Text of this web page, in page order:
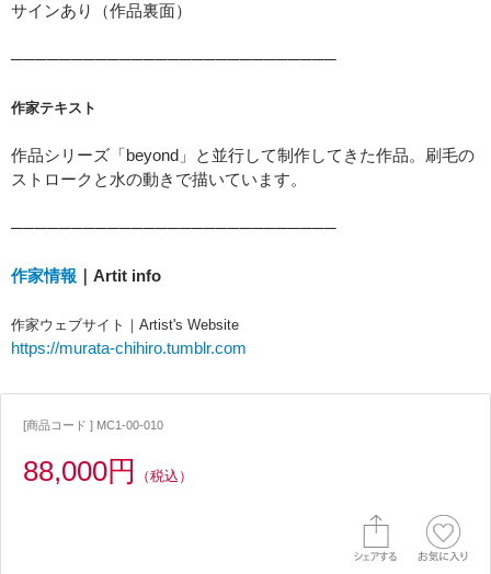
サインあり（作品裏面）
───────────────────────────
作家テキスト
作品シリーズ「beyond」と並行して制作してきた作品。刷毛の
ストロークと水の動きで描いています。
───────────────────────────
作家情報 ｜Artit info
作家ウェブサイト｜Artist's Website
https://murata-chihiro.tumblr.com
[商品コード ] MC1-00-010
88,000円 （税込）